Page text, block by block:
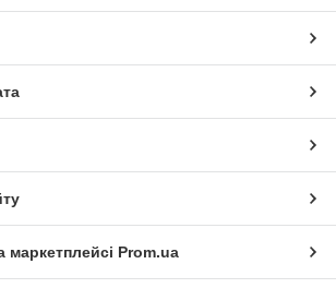
маркетплейсі Prom.ua